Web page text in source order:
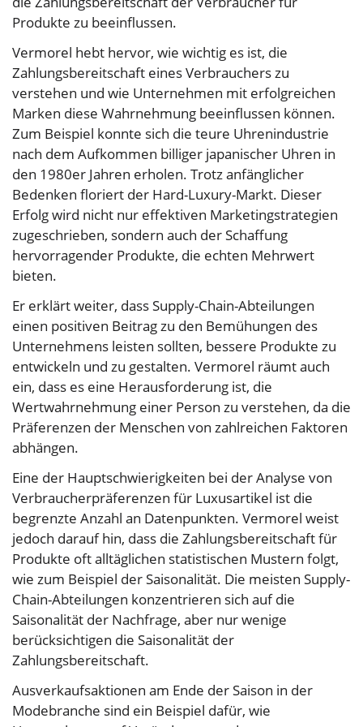
Produkte zu beeinflussen.
Vermorel hebt hervor, wie wichtig es ist, die
Zahlungsbereitschaft eines Verbrauchers zu
verstehen und wie Unternehmen mit erfolgreichen
Marken diese Wahrnehmung beeinflussen können.
Zum Beispiel konnte sich die teure Uhrenindustrie
nach dem Aufkommen billiger japanischer Uhren in
den 1980er Jahren erholen. Trotz anfänglicher
Bedenken floriert der Hard-Luxury-Markt. Dieser
Erfolg wird nicht nur effektiven Marketingstrategien
zugeschrieben, sondern auch der Schaffung
hervorragender Produkte, die echten Mehrwert
bieten.
Er erklärt weiter, dass Supply-Chain-Abteilungen
einen positiven Beitrag zu den Bemühungen des
Unternehmens leisten sollten, bessere Produkte zu
entwickeln und zu gestalten. Vermorel räumt auch
ein, dass es eine Herausforderung ist, die
Wertwahrnehmung einer Person zu verstehen, da die
Präferenzen der Menschen von zahlreichen Faktoren
abhängen.
Eine der Hauptschwierigkeiten bei der Analyse von
Verbraucherpräferenzen für Luxusartikel ist die
begrenzte Anzahl an Datenpunkten. Vermorel weist
jedoch darauf hin, dass die Zahlungsbereitschaft für
Produkte oft alltäglichen statistischen Mustern folgt,
wie zum Beispiel der Saisonalität. Die meisten Supply-
Chain-Abteilungen konzentrieren sich auf die
Saisonalität der Nachfrage, aber nur wenige
berücksichtigen die Saisonalität der
Zahlungsbereitschaft.
Ausverkaufsaktionen am Ende der Saison in der
Modebranche sind ein Beispiel dafür, wie